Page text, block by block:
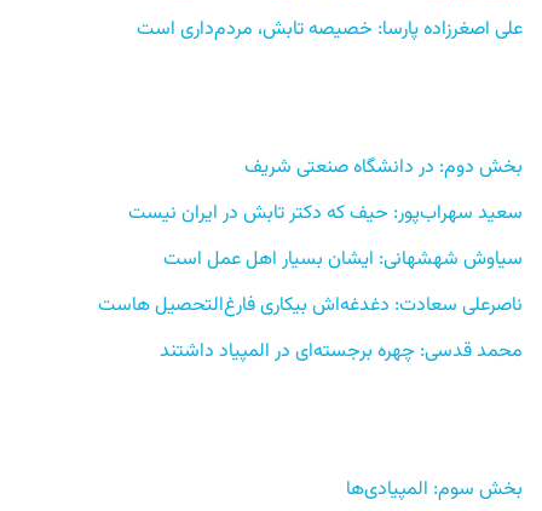
علی اصغرزاده پارسا: خصیصه تابش، مردم‌داری است
بخش دوم: در دانشگاه صنعتی شریف
سعید سهراب‌پور: حیف که دکتر تابش در ایران نیست
سیاوش شهشهانی: ایشان بسیار اهل عمل است
ناصرعلی سعادت: دغدغه‌اش بیکاری فارغ‌التحصیل هاست
محمد قدسی: چهره برجسته‌ای در المپیاد داشتند
بخش سوم: المپیادی‌ها